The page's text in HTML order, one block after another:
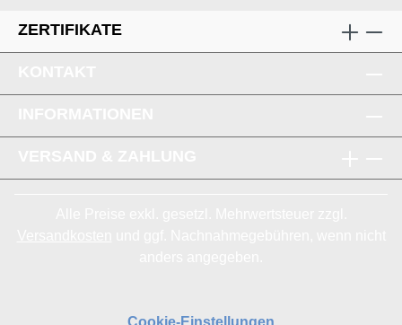
ZERTIFIKATE
Cookie-Einstellungen